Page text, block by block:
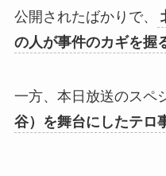
公開されたばかりで、
の人が事件のカギを握
一方、本日放送のスペ
谷）を舞台にしたテロ